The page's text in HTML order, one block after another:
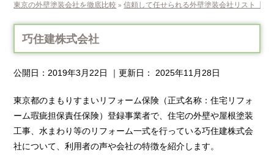
東京の外壁塗装会社を徹底比較 »信頼して任せられる外壁塗装会社リスト【東
巧住建株式会社
公開日： 2019年3月22日 ｜更新日： 2025年11月28日
東京都のまもりすまいリフォーム保険（正式名称：住宅リフォ
ーム瑕疵担保責任保険）登録事業者で、住宅の外壁や屋根塗装
工事、水まわり等のリフォーム一式を行っている巧住建株式会
社について、利用者の声や会社の特徴を紹介します。